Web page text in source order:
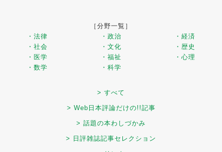
［分野一覧］
・法律
・政治
・経済
・社会
・文化
・歴史
・医学
・福祉
・心理
・数学
・科学
> すべて
> Web日本評論だけの!!記事
> 話題の本わしづかみ
> 日評雑誌記事セレクション